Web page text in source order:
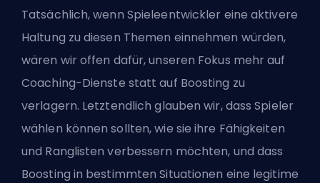
Tatsächlich, wenn Spieleentwickler eine aktivere
Haltung zu diesen Themen einnehmen würden,
wären wir offen dafür, unseren Fokus mehr auf
Coaching-Dienste statt auf Boosting zu
verlagern. Letztendlich glauben wir, dass Spieler
wählen können sollten, wie sie ihre Fähigkeiten
und Ranglisten verbessern möchten, und dass
Boosting in bestimmten Situationen eine legitime